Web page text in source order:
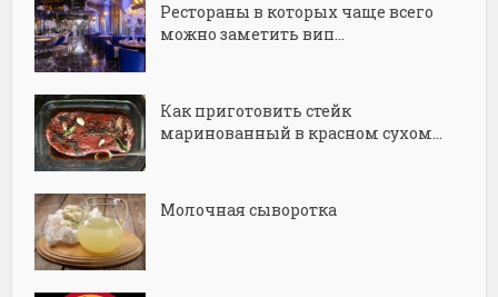
Рестораны в которых чаще всего
можно заметить вип...
Как приготовить стейк
маринованный в красном сухом...
Молочная сыворотка